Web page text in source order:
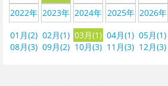
2022年 2023年 2024年 2025年 2026年
01月(2) 02月(1) 03月(1) 04月(1) 05月(1)
08月(3) 09月(2) 10月(3) 11月(3) 12月(3)